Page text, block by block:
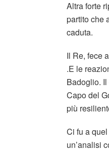
Altra forte
partito che
caduta.
Il Re, fece
.E le
Badoglio.
Capo del
più
Ci fu a
un’analisi